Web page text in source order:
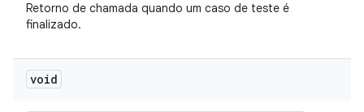
Retorno de chamada quando um caso de teste é
finalizado.
void